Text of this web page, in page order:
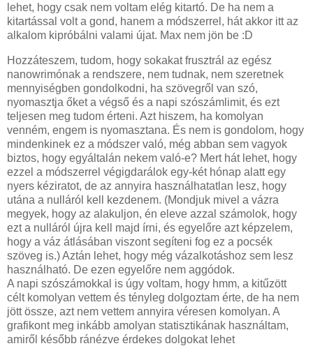
lehet, hogy csak nem voltam elég kitartó. De ha nem a
kitartással volt a gond, hanem a módszerrel, hát akkor itt az
alkalom kipróbálni valami újat. Max nem jön be :D
Hozzáteszem, tudom, hogy sokakat frusztrál az egész
nanowrimónak a rendszere, nem tudnak, nem szeretnek
mennyiségben gondolkodni, ha szövegről van szó,
nyomasztja őket a végső és a napi szószámlimit, és ezt
teljesen meg tudom érteni. Azt hiszem, ha komolyan
venném, engem is nyomasztana. És nem is gondolom, hogy
mindenkinek ez a módszer való, még abban sem vagyok
biztos, hogy egyáltalán nekem való-e? Mert hát lehet, hogy
ezzel a módszerrel végigdarálok egy-két hónap alatt egy
nyers kéziratot, de az annyira használhatatlan lesz, hogy
utána a nulláról kell kezdenem. (Mondjuk mivel a vázra
megyek, hogy az alakuljon, én eleve azzal számolok, hogy
ezt a nulláról újra kell majd írni, és egyelőre azt képzelem,
hogy a váz átlásában viszont segíteni fog ez a pocsék
szöveg is.) Aztán lehet, hogy még vázalkotáshoz sem lesz
használható. De ezen egyelőre nem aggódok.
A napi szószámokkal is úgy voltam, hogy hmm, a kitűzött
célt komolyan vettem és tényleg dolgoztam érte, de ha nem
jött össze, azt nem vettem annyira véresen komolyan. A
grafikont meg inkább amolyan statisztikának használtam,
amiről később ránézve érdekes dolgokat lehet